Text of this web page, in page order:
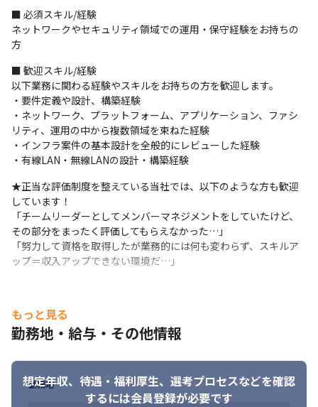
「今まで運用・保守メインだったので設計を経験してみたい！」
「今の自分のスキルで順調にPL/PMを目指せるのか？」
「今の会社、プロジェクトでは上流に行けそうにない…」
このように考えていたエンジニアの方々が数多く入社しており、
プロジェクトの上流工程で活躍されている方も多数います！
■セキュリティエンジニアとしてスキルアップの道も！
Cybereason社の認定プログラムを受講いただき、認定資格を取得
していただきます。
資格取得後、実際の業務を通じてサイバー攻撃対策プラットフォ
ームの製品知識や、セキュリティ運用のノウハウを学んでいきつ
つ、これまでのバックグラウンドを活かせるプロジェクトからス
タートします！
■キャリア支援
資格取得支援制度…受験費用負担、祝い金あり
・プロジェクトマネージャ試験（PM）
・Sales Force 認定アドミニストレーター
・Python エンジニア認定基礎試験
・ITサービスマネージャ試験
・ORACLE MASTER Gold DBA　…など
・キャリアサポート制度…キャリアアドバイザー、営業担当含め
複数体制でサポート◎
・モチベーション支援
・メンタルチェック
■ 必須スキル/経験
ネットワークやセキュリティ領域での運用・保守経験をお持ちの
方
■ 歓迎スキル/経験
以下業務に関わる経験やスキルをお持ちの方を歓迎します。
・要件定義や設計、構築経験
・ネットワーク、プラットフォーム、アプリケーション、ファシ
リティ、運用の中から複数領域を束ねた経験
・インフラ案件の基本設計を全般的にレビューした経験
・有線LAN・無線LANの設計・構築経験
★正当な評価制度を整えている当社では、以下のような方も歓迎
しています！
「チームリーダーとしてメンバーマネジメントをしていたけど、
その部分をまったく評価してもらえなかった…」
「努力して資格を取得したが業務的には何も変わらず、スキルア
ップ＝収入アップできない環境だ…」
もっと見る
勤務地・給与・その他情報
想定年収、待遇・福利厚生、 選考プロセスなどを確認
するには会員登録が必要です
勤務地